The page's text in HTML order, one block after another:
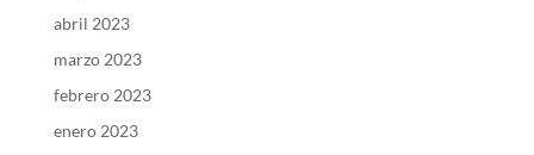
abril 2023
marzo 2023
febrero 2023
enero 2023